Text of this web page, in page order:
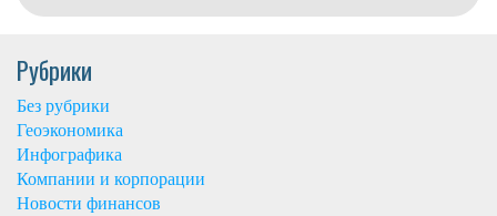
Рубрики
Без рубрики
Геоэкономика
Инфографика
Компании и корпорации
Новости финансов